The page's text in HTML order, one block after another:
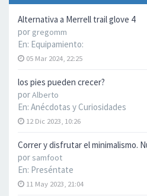
Alternativa a Merrell trail glove 4
por gregomm
En: Equipamiento:
05 Mar 2024, 22:25
los pies pueden crecer?
porAlberto
En: Anécdotas y Curiosidades
12 Dic 2023, 10:26
Correr y disfrutar el minimalismo.
por samfoot
En: Preséntate
11 May 2023, 21:04